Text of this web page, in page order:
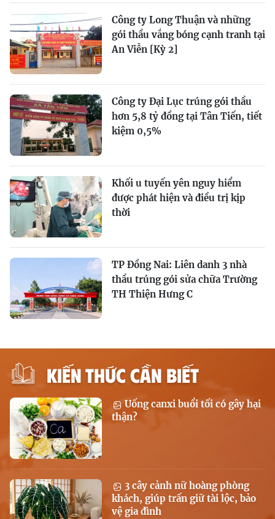
Công ty Long Thuận và những
gói thầu vắng bóng cạnh tranh tại
An Viễn [Kỳ 2]
Công ty Đại Lục trúng gói thầu
hơn 5,8 tỷ đồng tại Tân Tiến, tiết
kiệm 0,5%
Khối u tuyến yên nguy hiểm
được phát hiện và điều trị kịp
thời
TP Đồng Nai: Liên danh 3 nhà
thầu trúng gói sửa chữa Trường
TH Thiện Hưng C
KIẾN THỨC CẦN BIẾT
Uống canxi buổi tối có gây hại
thận?
3 cây cảnh nữ hoàng phòng
khách, giúp trấn giữ tài lộc, bảo
vệ gia đình